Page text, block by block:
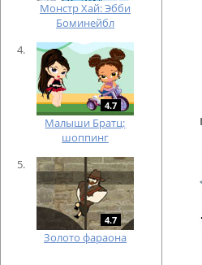
Монстр Хай: Эбби
Боминейбл
4.7
Малыши Братц:
шоппинг
4.7
Золото фараона